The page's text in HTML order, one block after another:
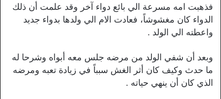
فذهبت امه مسرعة الي بائع دواء آخر وقد علمت أن ذلك
الدواء كان مغشوشاً، فعادت الام الي ولدها بدواء جديد
واعطته الي الولد .
وبعد أن شفي الولد من مرضه جلس معه أبواه وشرحا له
ما حدث وكيف كان أثر الغش سبباً في زيادة تعبه ومرضه
الذي كان أن ينهي حياته .